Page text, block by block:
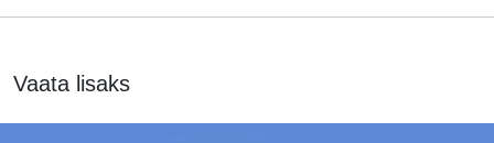
Vaata lisaks